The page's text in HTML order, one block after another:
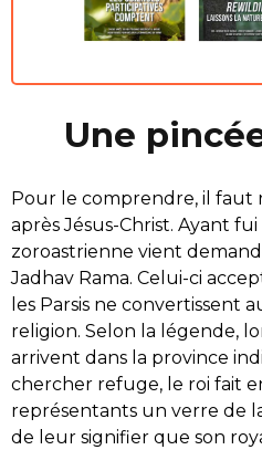
Une
Pour le comprendre, il faut
après Jésus-Christ. Ayant
zoroastrienne vient
Jadhav Rama. Celui-ci
les Parsis ne convertissent
religion. Selon la légende,
arrivent dans la province
chercher refuge, le roi fait
représentants un verre de
de leur signifier que son